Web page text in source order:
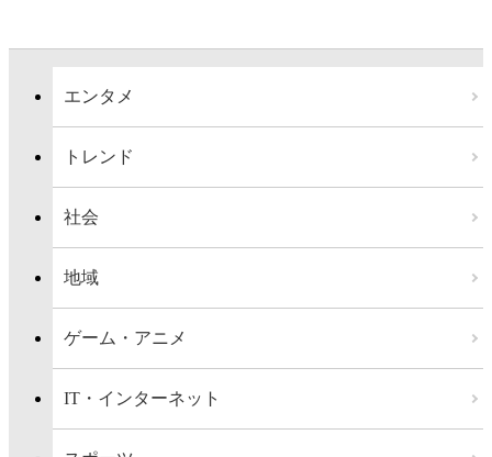
エンタメ
トレンド
社会
地域
ゲーム・アニメ
IT・インターネット